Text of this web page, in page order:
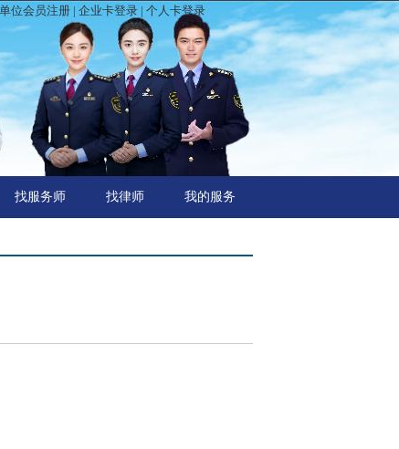
单位会员注册 | 企业卡登录 | 个人卡登录
找服务师 找律师 我的服务